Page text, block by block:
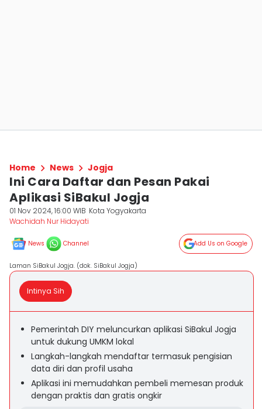
Home News Jogja
Ini Cara Daftar dan Pesan Pakai
Aplikasi SiBakul Jogja
01 Nov 2024, 16:00 WIB Kota Yogyakarta
Wachidah Nur Hidayati
News Channel Add Us on Google
Laman SiBakul Jogja. (dok. SiBakul Jogja)
Intinya Sih
Pemerintah DIY meluncurkan aplikasi SiBakul Jogja
untuk dukung UMKM lokal
Langkah-langkah mendaftar termasuk pengisian
data diri dan profil usaha
Aplikasi ini memudahkan pembeli memesan produk
dengan praktis dan gratis ongkir